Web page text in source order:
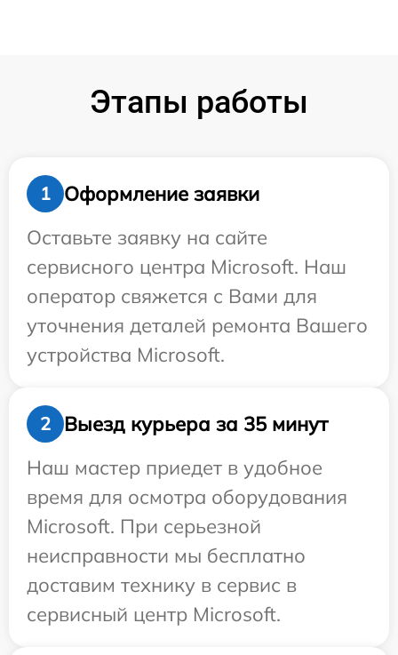
Этапы работы
1
Оформление заявки
Оставьте заявку на сайте
сервисного центра Microsoft. Наш
оператор свяжется с Вами для
уточнения деталей ремонта Вашего
устройства Microsoft.
2
Выезд курьера за 35 минут
Наш мастер приедет в удобное
время для осмотра оборудования
Microsoft. При серьезной
неисправности мы бесплатно
доставим технику в сервис в
сервисный центр Microsoft.